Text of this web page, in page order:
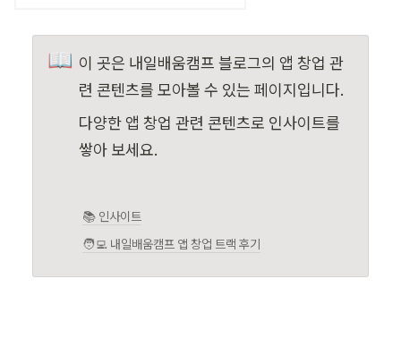
📖 이 곳은 내일배움캠프 블로그의 앱 창업 관
련 콘텐츠를 모아볼 수 있는 페이지입니다.
다양한 앱 창업 관련 콘텐츠로 인사이트를
쌓아 보세요.
📚 인사이트
🧑‍💻 내일배움캠프 앱 창업 트랙 후기